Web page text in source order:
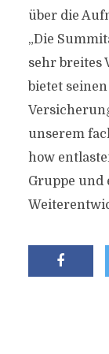
über die
„Die
sehr breites
bietet
unserem
how
Gruppe und